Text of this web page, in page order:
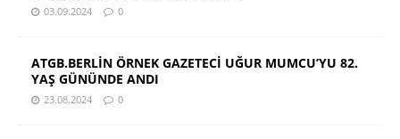
03.09.2024 0
ATGB.BERLİN ÖRNEK GAZETECİ UĞUR MUMCU’YU 82.
YAŞ GÜNÜNDE ANDI
23.08.2024 0